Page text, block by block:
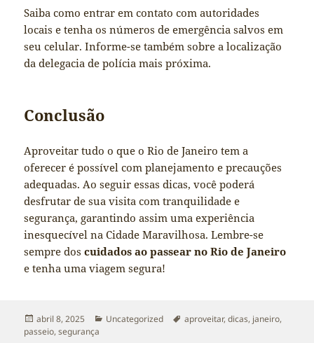
Saiba como entrar em contato com autoridades
locais e tenha os números de emergência salvos em
seu celular. Informe-se também sobre a localização
da delegacia de polícia mais próxima.
Conclusão
Aproveitar tudo o que o Rio de Janeiro tem a
oferecer é possível com planejamento e precauções
adequadas. Ao seguir essas dicas, você poderá
desfrutar de sua visita com tranquilidade e
segurança, garantindo assim uma experiência
inesquecível na Cidade Maravilhosa. Lembre-se
sempre doscuidados ao passear no Rio de Janeiro
e tenha uma viagem segura!
Publicado
em
abril 8, 2025 Categorias
Uncategorized Tags
aproveitar,dicas, janeiro,
passeio,segurança